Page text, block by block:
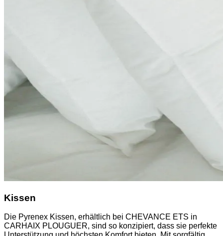
Kissen
Die Pyrenex Kissen, erhältlich bei CHEVANCE ETS in
CARHAIX PLOUGUER, sind so konzipiert, dass sie perfekte